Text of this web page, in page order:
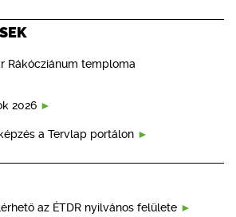
Rákócziánum temploma
2026
a Tervlap portálon
az ÉTDR nyilvános felülete